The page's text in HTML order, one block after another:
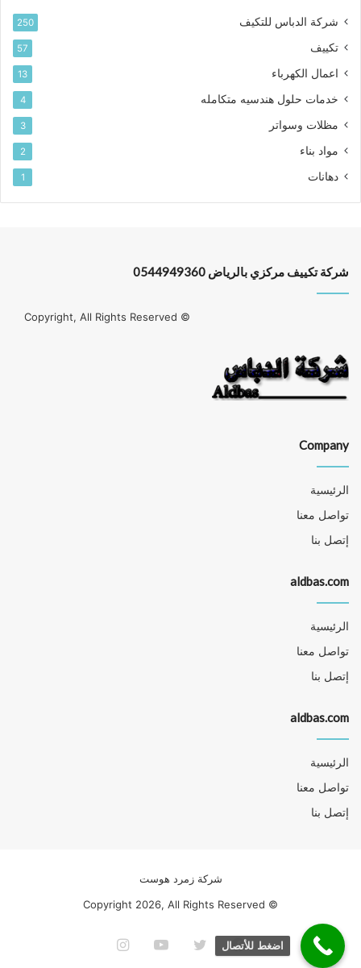
شركة الدباس للتكيف 250
تكييف 57
اعمال الكهرباء 13
خدمات حلول هندسيه متكامله 4
مظلات وسواتر 3
مواد بناء 2
دهانات 1
شركة تكييف مركزي بالرياض 0544949360
© Copyright, All Rights Reserved
Company
الرئيسية
تواصل معنا
إتصل بنا
aldbas.com
الرئيسية
تواصل معنا
إتصل بنا
aldbas.com
الرئيسية
تواصل معنا
إتصل بنا
شركة زمرد هوست
© Copyright 2026, All Rights Reserved
فيسبوك تويتر يوتيوبانستقرام اضغط للأتصال